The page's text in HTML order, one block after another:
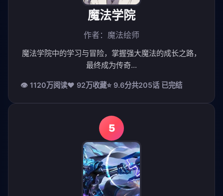
魔法学院
作者：魔法绘师
魔法学院中的学习与冒险，掌握强大魔法的成长之路，
最终成为传奇...
👁 1120万阅读❤️ 92万收藏⭐ 9.6分共205话 已完结
5